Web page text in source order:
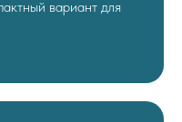
вариант для